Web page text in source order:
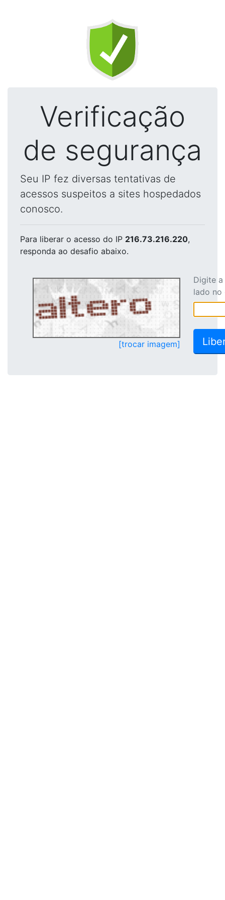
Verificação
de segurança
Seu IP fez diversas tentativas de
acessos suspeitos a sites hospedados
conosco.
Para liberar o acesso do IP 216.73.216.220,
responda ao desafio abaixo.
[trocar imagem]
Digite
lado no